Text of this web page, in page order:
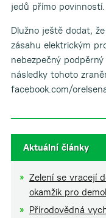
jedů přímo povinností.
Dlužno ještě dodat,
zásahu elektrickým
nebezpečný
následky tohoto
facebook.com/
Aktuální články
Zelení se vracejí
okamžik pro
Přírodovědná